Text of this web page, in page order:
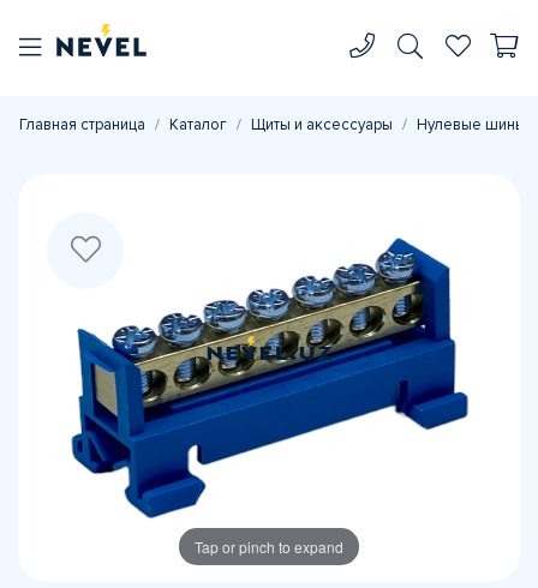
Главная страница Каталог Щиты и аксессуары Нулевые шины
Tap or pinch to expand